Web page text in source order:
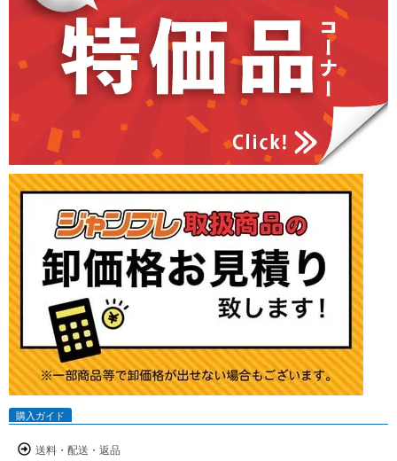
購入ガイド
送料・配送・返品